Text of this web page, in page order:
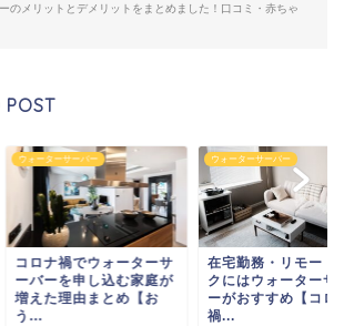
のメリットとデメリットをまとめました！口コミ・赤ちゃ
POST
ウォーターサーバー
コロナ禍でウォーターサ
ーバーを申し込む家庭が
増えた理由まとめ【お
う...
ウォーターサーバー
在宅勤務・リモート
クにはウォーターサ
ーがおすすめ【コロ
禍...